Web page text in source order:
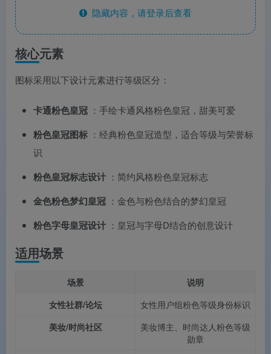
隐藏内容，请登录后查看
核心元素
图标采用以下设计元素进行等级区分：
卡通粉色皇冠 ：手绘卡通风格粉色皇冠，甜美可爱
粉色皇冠图标 ：经典粉色皇冠造型，适合等级与荣誉标
识
粉色皇冠标志设计 ：简约风格粉色皇冠标志
金色粉色梦幻皇冠 ：金色与粉色结合的梦幻皇冠
粉色字母皇冠设计 ：皇冠与字母D结合的创意设计
适用场景
场景
说明
女性社群/论坛
女性用户组粉色等级身份标识
美妆/时尚社区
美妆博主、时尚达人粉色等级
勋章